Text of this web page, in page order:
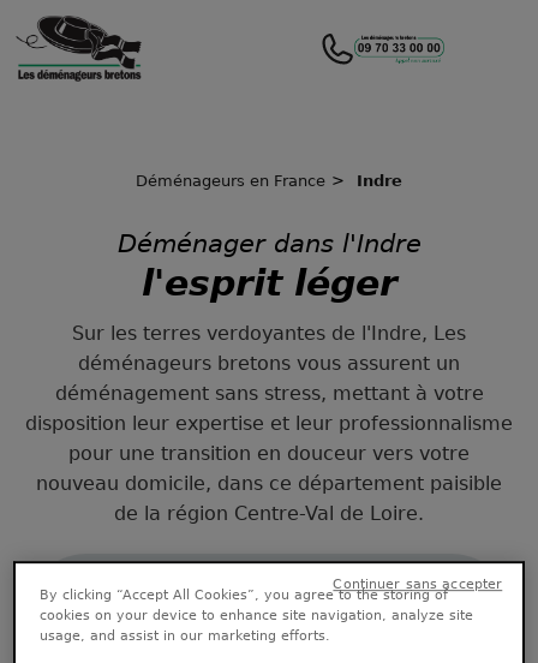
Déménageurs en France Indre
Déménager dans l'Indre
l'esprit léger
Sur les terres verdoyantes de l'Indre, Les
déménageurs bretons vous assurent un
déménagement sans stress, mettant à votre
disposition leur expertise et leur professionnalisme
pour une transition en douceur vers votre
nouveau domicile, dans ce département paisible
de la région Centre-Val de Loire.
By clicking “Accept All Cookies”, you agree to the storing of
cookies on your device to enhance site navigation, analyze site
usage, and assist in our marketing efforts.